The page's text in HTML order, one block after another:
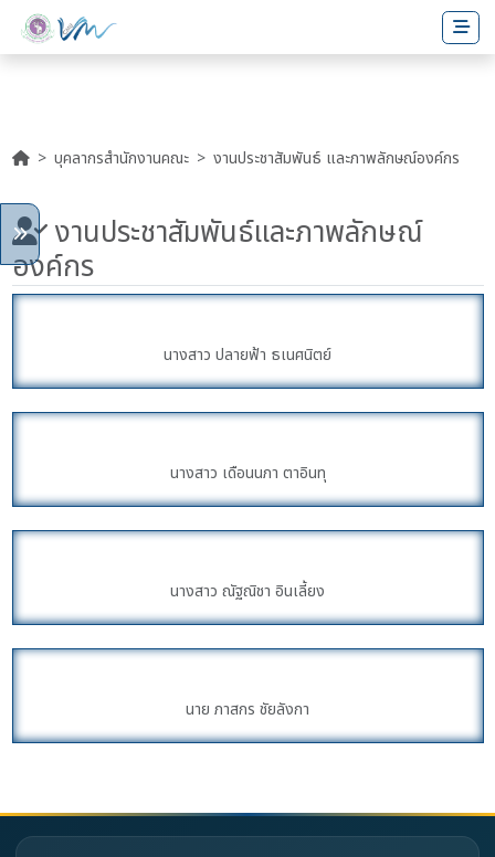
บุคลากรสำนักงานคณะ งานประชาสัมพันธ์ และภาพลักษณ์องค์กร
งานประชาสัมพันธ์และภาพลักษณ์
องค์กร
นางสาว ปลายฟ้า ธเนศนิตย์
นางสาว เดือนนภา ตาอินทุ
นางสาว ณัฐณิชา อินเลี้ยง
นาย ภาสกร ชัยลังกา